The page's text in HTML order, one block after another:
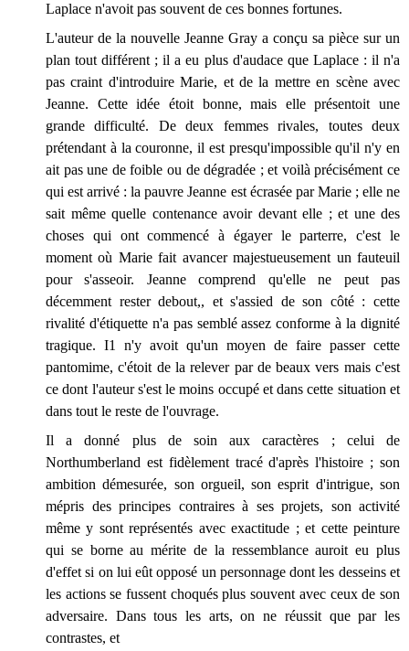
Laplace n'avoit pas souvent de ces bonnes fortunes.
L'auteur de la nouvelle Jeanne Gray a conçu sa pièce sur un
plan tout différent ; il a eu plus d'audace que Laplace : il n'a
pas craint d'introduire Marie, et de la mettre en scène avec
Jeanne. Cette idée étoit bonne, mais elle présentoit une
grande difficulté. De deux femmes rivales, toutes deux
prétendant à la couronne, il est presqu'impossible qu'il n'y en
ait pas une de foible ou de dégradée ; et voilà précisément ce
qui est arrivé : la pauvre Jeanne est écrasée par Marie ; elle ne
sait même quelle contenance avoir devant elle ; et une des
choses qui ont commencé à égayer le parterre, c'est le
moment où Marie fait avancer majestueusement un fauteuil
pour s'asseoir. Jeanne comprend qu'elle ne peut pas
décemment rester debout,, et s'assied de son côté : cette
rivalité d'étiquette n'a pas semblé assez conforme à la dignité
tragique. I1 n'y avoit qu'un moyen de faire passer cette
pantomime, c'étoit de la relever par de beaux vers mais c'est
ce dont l'auteur s'est le moins occupé et dans cette situation et
dans tout le reste de l'ouvrage.
Il a donné plus de soin aux caractères ; celui de
Northumberland est fidèlement tracé d'après l'histoire ; son
ambition démesurée, son orgueil, son esprit d'intrigue, son
mépris des principes contraires à ses projets, son activité
même y sont représentés avec exactitude ; et cette peinture
qui se borne au mérite de la ressemblance auroit eu plus
d'effet si on lui eût opposé un personnage dont les desseins et
les actions se fussent choqués plus souvent avec ceux de son
adversaire. Dans tous les arts, on ne réussit que par les
contrastes, et